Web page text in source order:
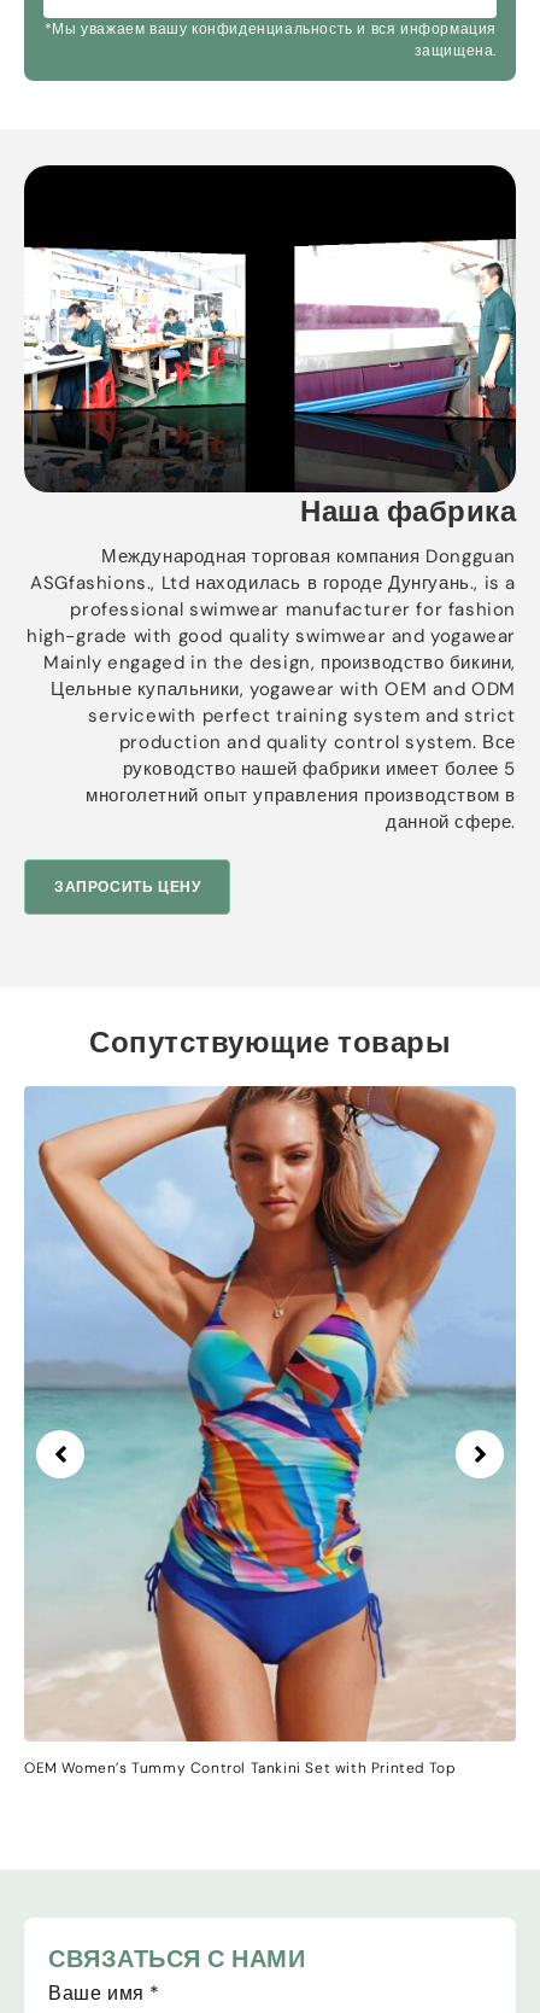
*Мы уважаем вашу конфиденциальность и вся информация
защищена.
Наша фабрика
Международная торговая компания Dongguan
ASGfashions., Ltd находилась в городе Дунгуань., is a
professional swimwear manufacturer for fashion
high-grade with good quality swimwear and yogawear
Mainly engaged in the design, производство бикини,
Цельные купальники, yogawear with OEM and ODM
servicewith perfect training system and strict
production and quality control system. Все
руководство нашей фабрики имеет более 5
многолетний опыт управления производством в
данной сфере.
ЗАПРОСИТЬ ЦЕНУ
Сопутствующие товары
OEM Women’s Tummy Control Tankini Set with Printed Top
СВЯЗАТЬСЯ С НАМИ
Ваше имя *